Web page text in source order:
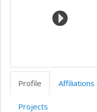
Profile Affiliations
Projects